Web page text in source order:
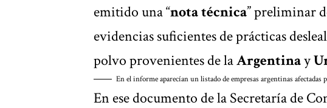
emitido una “nota técnica” preliminar
evidencias suficientes de prácticas
polvo provenientes de laArgentinay
En el informe aparecían un listado de empresas argentinas afectadas
En ese documento de la Secretaría de